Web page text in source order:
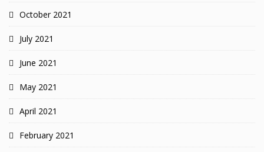
October 2021
July 2021
June 2021
May 2021
April 2021
February 2021